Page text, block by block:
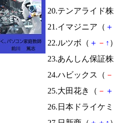
20.テンアライド
21.イマジニア（ ＋
22.ルツボ（ ＋ － ↑
23.あんしん保証
24.ハビックス（ －
25.大田花き（ － ＋
26.日本ドライケ